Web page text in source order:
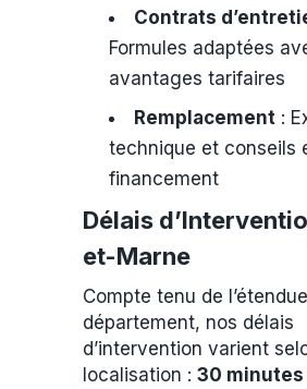
Contrats
Formules adaptées
avantages tarifaires
Remplacement :
technique et conseils
financement
Délais
et-Marne
Compte tenu de
département, nos délais
d’intervention varient
localisation : 30 minutes